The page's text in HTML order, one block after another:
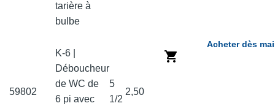
tarière à
bulbe
59802
K-6 |
Déboucheur
de WC de
6 pi avec
5
1/2
2,50
Acheter dès